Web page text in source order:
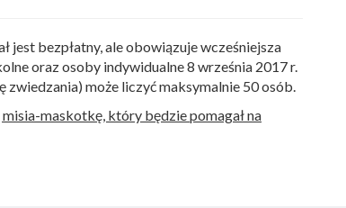
jest bezpłatny, ale obowiązuje wcześniejsza
oraz osoby indywidualne 8 września 2017 r.
zwiedzania) może liczyć maksymalnie 50 osób.
maskotkę, który będzie pomagał na